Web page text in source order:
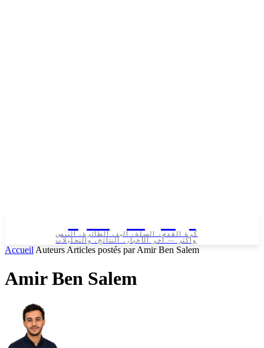
كرة القدم، السلة، اليد، الطائرة، التنس
وأكثر — آخر الأخبار، النتائج، والتحليلات
Accueil Auteurs Articles postés par Amir Ben Salem
Amir Ben Salem